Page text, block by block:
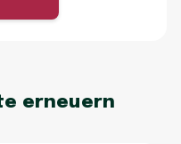
erneuern